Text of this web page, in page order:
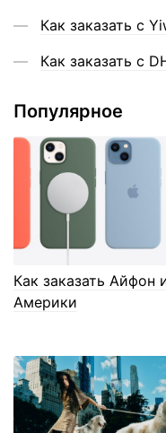
Как заказать с
Как заказать с
Популярное
Как заказать Айфон
Америки